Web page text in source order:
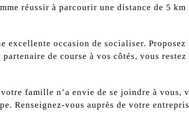
réussir à parcourir une distance de 5
excellente occasion de socialiser.
de course à vos côtés, vous
famille n’a envie de se joindre à vous,
Renseignez-vous auprès de votre